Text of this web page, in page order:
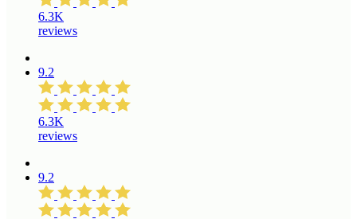
6.3K
reviews
9.2
6.3K
reviews
9.2